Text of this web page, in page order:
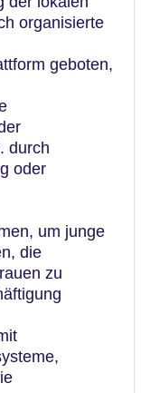
organisierte
geboten,
durch
oder
um junge
die
zu